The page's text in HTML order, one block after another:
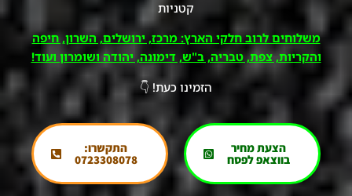
קטניות
משלוחים לרוב חלקי הארץ: מרכז, ירושלים, השרון, חיפה
והקריות, צפת, טבריה, ב"ש, דימונה, יהודה ושומרון ועוד!
הזמינו כעת! 👇
הצעת מחיר
בווצאפ לפסח
התקשרו:
0723308078